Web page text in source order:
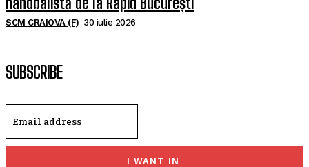
SCM CRAIOVA (F) 30 iulie 2026
SUBSCRIBE
I WANT IN